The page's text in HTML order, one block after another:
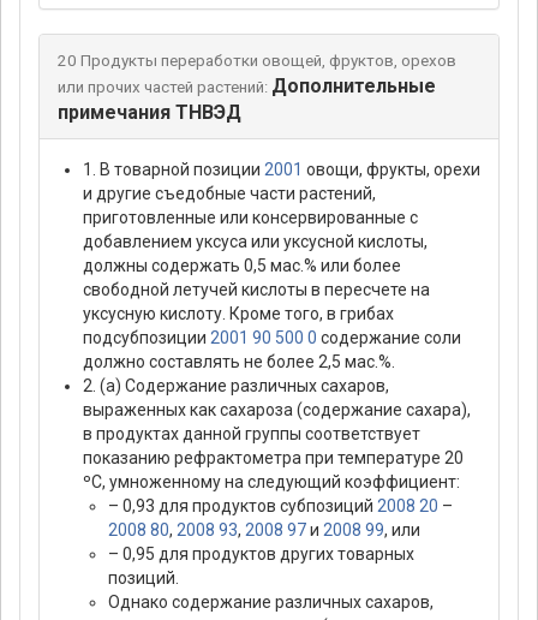
20 Продукты переработки овощей, фруктов, орехов
или прочих частей растений: Дополнительные
примечания ТНВЭД
1. В товарной позиции 2001 овощи, фрукты, орехи
и другие съедобные части растений,
приготовленные или консервированные с
добавлением уксуса или уксусной кислоты,
должны содержать 0,5 мас.% или более
свободной летучей кислоты в пересчете на
уксусную кислоту. Кроме того, в грибах
подсубпозиции 2001 90 500 0 содержание соли
должно составлять не более 2,5 мас.%.
2. (а) Содержание различных сахаров,
выраженных как сахароза (содержание сахара),
в продуктах данной группы соответствует
показанию рефрактометра при температуре 20
ºС, умноженному на следующий коэффициент:
– 0,93 для продуктов субпозиций 2008 20 –
2008 80, 2008 93, 2008 97и 2008 99, или
– 0,95 для продуктов других товарных
позиций.
Однако содержание различных сахаров,